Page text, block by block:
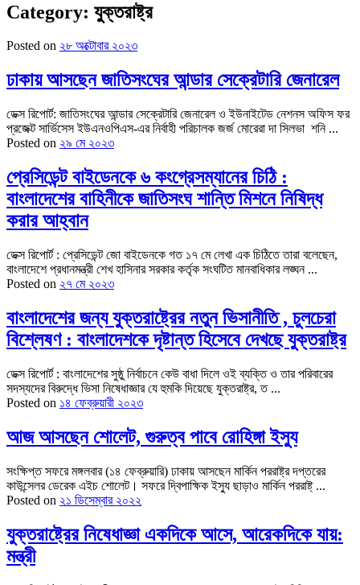
Category: যুক্তরাষ্ট্র
Posted on ২৮ অক্টোবার ২০২৩
ঢাকায় আসছেন জাতিসংঘের আন্ডার সেক্রেটারি জেনারেল
ডেক্স রিপোর্ট: জাতিসংঘের আন্ডার সেক্রেটারি জেনারেল ও ইউনাইটেড নেশনস অফিস ফর
প্রজেক্ট সার্ভিসেস ইউএনওপিএস-এর নির্বাহী পরিচালক জর্জ মোরেরা দা সিলভা শনি ...
Posted on ২৯ মে ২০২৩
প্রেসিডেন্ট বাইডেনকে ৬ কংগ্রেসম্যানের চিঠি :
বাংলাদেশের বাহিনীকে জাতিসংঘ শান্তি মিশনে নিষিদ্ধ
করার আহ্বান
ডেক্স রিপোর্ট : প্রেসিডেন্ট জো বাইডেনকে গত ১৭ মে লেখা এক চিঠিতে তারা বলেছেন,
বাংলাদেশে প্রধানমন্ত্রী শেখ হাসিনার সরকার কর্তৃক সংঘটিত মানবাধিকার লঙ্ঘন ...
Posted on ২৭ মে ২০২৩
বাংলাদেশের জন্য যুক্তরাষ্ট্রের নতুন ভিসানীতি , চুলচেরা
বিশ্লেষণ : বাংলাদেশকে দৃষ্টান্ত হিসেবে দেখছে যুক্তরাষ্ট্র
ডেক্স রিপোর্ট : বাংলাদেশের সুষ্ঠু নির্বাচনে কেউ বাধা দিলে ওই ব্যক্তি ও তার পরিবারের
সদস্যদের বিরুদ্ধে ভিসা নিষেধাজ্ঞার যে হুমকি দিয়েছে যুক্তরাষ্ট্র, ত ...
Posted on ১৪ ফেব্রুয়ারী ২০২৩
আজ আসছেন শোলেট, গুরুত্ব পাবে রোহিঙ্গা ইস্যু
সংক্ষিপ্ত সফরে মঙ্গলবার (১৪ ফেব্রুয়ারি) ঢাকায় আসছেন মার্কিন পররাষ্ট্র দপ্তরের
কাউন্সেলর ডেরেক এইচ শোলেট। সফরে দ্বিপাক্ষিক ইস্যু ছাড়াও মার্কিন পররাষ্ট্ ...
Posted on ২১ ডিসেম্বার ২০২২
যুক্তরাষ্ট্রের নিষেধাজ্ঞা একদিকে আসে, আরেকদিকে যায়:
মন্ত্রী